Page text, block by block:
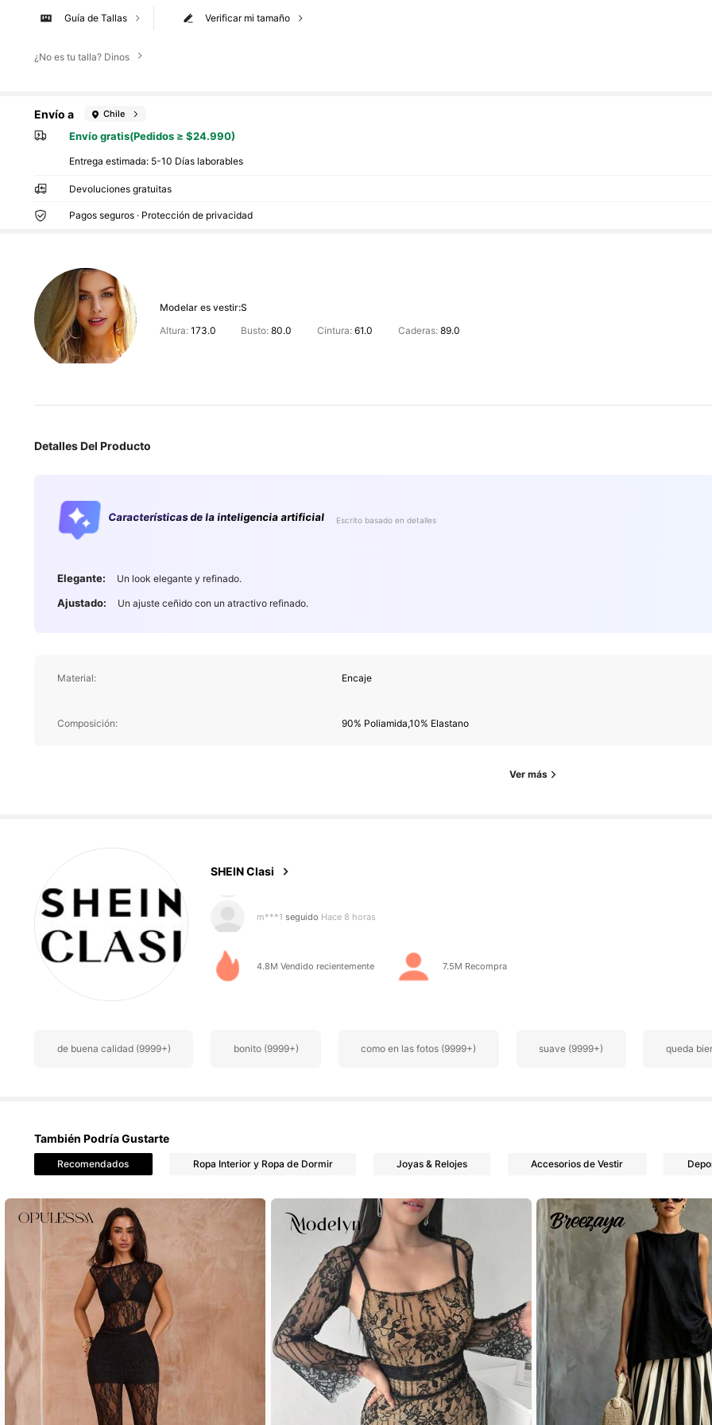
Verificar mi tamaño
Guía de Tallas
¿No es tu talla? Dinos
Envío a Chile
Envío gratis(Pedidos ≥ $24.990)
Entrega estimada: 5-10 Días laborables
Devoluciones gratuitas
Pagos seguros · Protección de privacidad
Modelar es vestir:S
Altura: 173.0 Busto:80.0 Cintura: 61.0 Caderas: 89.0
Detalles Del Producto
Características de la inteligencia artificial Escrito basado en detalles
Elegante: Un look elegante y refinado.
Ajustado: Un ajuste ceñido con un atractivo refinado.
Material: Encaje
Composición: 90% Poliamida,10% Elastano
Ver más
SHEIN Clasi
b***eestá navegando
823K Seguidores
823K Seguidores
4.8M Vendido recientemente 7.5M Recompra
de buena calidad (9999+) bonito (9999+) como en las fotos (9999+) suave (9999+) queda
También Podría Gustarte
Recomendados Ropa Interior y Ropa de Dormir Joyas & Relojes Accesorios de Vestir